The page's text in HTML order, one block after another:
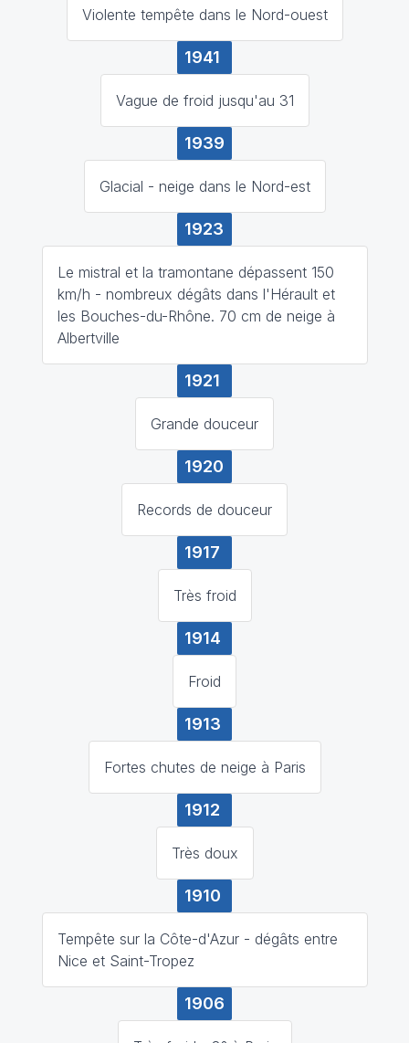
Violente tempête dans le Nord-ouest
1941
Vague de froid jusqu'au 31
1939
Glacial - neige dans le Nord-est
1923
Le mistral et la tramontane dépassent 150
km/h - nombreux dégâts dans l'Hérault et
les Bouches-du-Rhône. 70 cm de neige à
Albertville
1921
Grande douceur
1920
Records de douceur
1917
Très froid
1914
Froid
1913
Fortes chutes de neige à Paris
1912
Très doux
1910
Tempête sur la Côte-d'Azur - dégâts entre
Nice et Saint-Tropez
1906